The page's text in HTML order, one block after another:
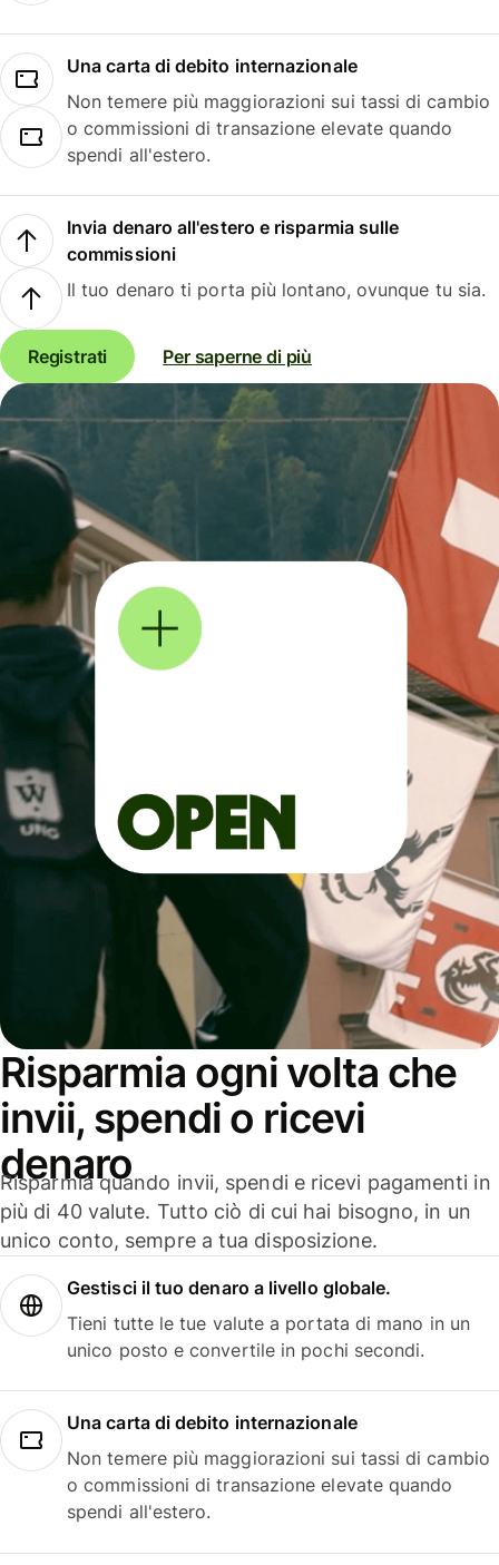
Una carta di debito internazionale
Non temere più maggiorazioni sui tassi di cambio
o commissioni di transazione elevate quando
spendi all'estero.
Invia denaro all'estero e risparmia sulle
commissioni
Il tuo denaro ti porta più lontano, ovunque tu sia.
Registrati Per saperne di più
Risparmia ogni volta che
invii, spendi o ricevi
denaro
Risparmia quando invii, spendi e ricevi pagamenti in
più di 40 valute. Tutto ciò di cui hai bisogno, in un
unico conto, sempre a tua disposizione.
Gestisci il tuo denaro a livello globale.
Tieni tutte le tue valute a portata di mano in un
unico posto e convertile in pochi secondi.
Una carta di debito internazionale
Non temere più maggiorazioni sui tassi di cambio
o commissioni di transazione elevate quando
spendi all'estero.